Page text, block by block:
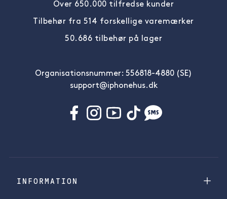
Over 650.000 tilfredse kunder
Tilbehør fra 514 forskellige varemærker
50.686 tilbehør på lager
Organisationsnummer: 556818-4880 (SE)
support@iphonehus.dk
INFORMATION